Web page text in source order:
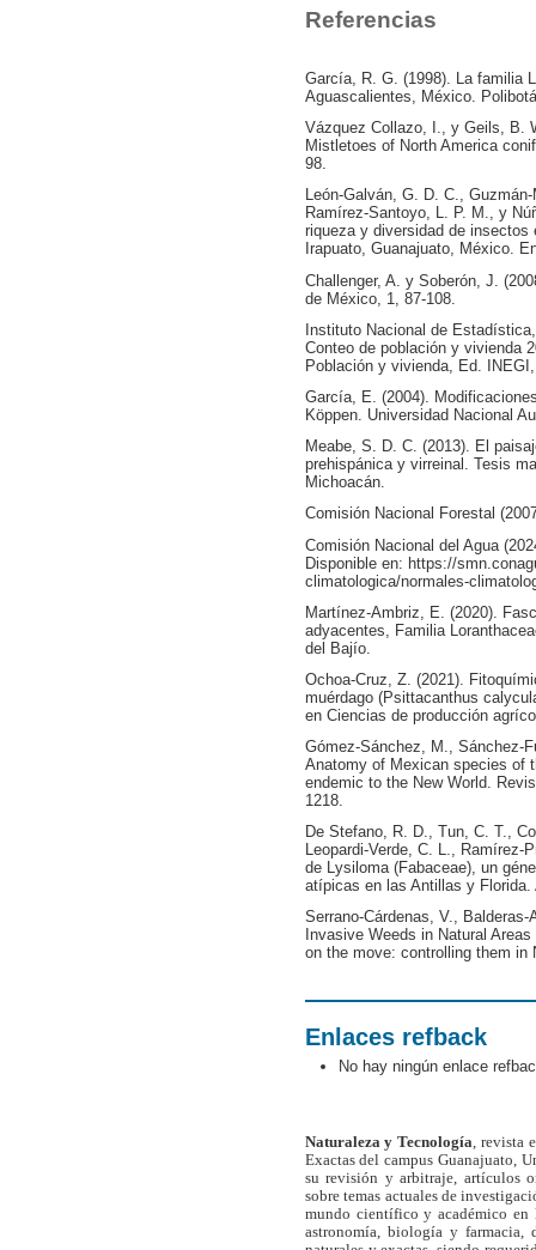
Referencias
García, R. G. (1998). La familia
Aguascalientes, México.
Vázquez Collazo, I., y Geils, B.
Mistletoes of North America
98.
León-Galván, G. D. C.,
Ramírez-Santoyo, L. P. M., y
riqueza y diversidad de
Irapuato, Guanajuato, México.
Challenger, A. y Soberón, J.
de México, 1, 87-108.
Instituto Nacional de
Conteo de población y vivienda
Población y vivienda, Ed.
García, E. (2004).
Köppen. Universidad Nacional
Meabe, S. D. C. (2013). El
prehispánica y virreinal. Tesis
Michoacán.
Comisión Nacional Forestal
Comisión Nacional del Agua
Disponible en: https://
climatologica/normales-
Martínez-Ambriz, E. (2020).
adyacentes, Familia
del Bajío.
Ochoa-Cruz, Z. (2021).
muérdago (Psittacanthus
en Ciencias de producción
Gómez-Sánchez, M., Sánchez-
Anatomy of Mexican species of
endemic to the New World.
1218.
De Stefano, R. D., Tun, C. T.,
Leopardi-Verde, C. L., Ramírez-
de Lysiloma (Fabaceae), un
atípicas en las Antillas y
Serrano-Cárdenas, V.,
Invasive Weeds in Natural
on the move: controlling them in
Enlaces refback
No hay ningún enlace
Naturaleza y Tecnología, revista
Exactas del campus Guanajuato,
su revisión y arbitraje, artículos
sobre temas actuales de
mundo científico y académico en
astronomía, biología y farmacia,